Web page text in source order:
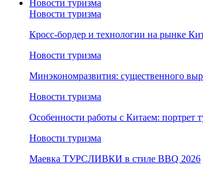
Новости туризма
Новости туризма
Кросс-бордер и технологии на рынке
Новости туризма
Минэкономразвития: существенного
Новости туризма
Особенности работы с Китаем: портрет
Новости туризма
Маевка ТУРСЛИВКИ в стиле BBQ 2026